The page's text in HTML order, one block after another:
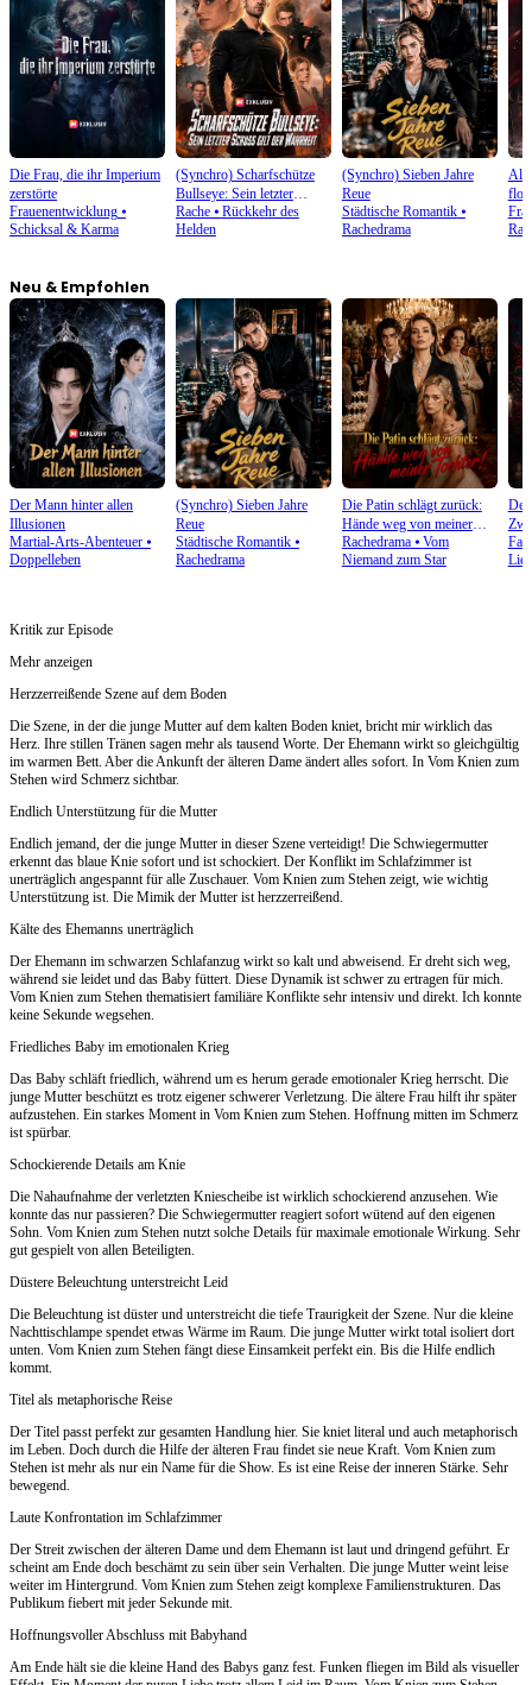
Die Frau, die ihr Imperium
zerstörte
Frauenentwicklung ⦁
Schicksal & Karma
(Synchro) Scharfschütze
Bullseye: Sein letzter
Schuss gilt der Wahrheit
Rache⦁ Rückkehr des
Helden
(Synchro) Sieben Jahre
Reue
Städtische Romantik⦁
Rachedrama
Als
flog
Neu & Empfohlen
Der Mann hinter allen
Illusionen
Martial-Arts-Abenteuer ⦁
Doppelleben
(Synchro) Sieben Jahre
Reue
Städtische Romantik⦁
Rachedrama
Die Patin schlägt zurück:
Hände weg von meiner
Tochter!
Rachedrama⦁ Vom
Niemand zum Star
Der
Kritik zur Episode
Mehr anzeigen
Herzzerreißende Szene auf dem Boden
Die Szene, in der die junge Mutter auf dem kalten Boden kniet, bricht mir wirklich das
Herz. Ihre stillen Tränen sagen mehr als tausend Worte. Der Ehemann wirkt so gleichgültig
im warmen Bett. Aber die Ankunft der älteren Dame ändert alles sofort. In Vom Knien zum
Stehen wird Schmerz sichtbar.
Endlich Unterstützung für die Mutter
Endlich jemand, der die junge Mutter in dieser Szene verteidigt! Die Schwiegermutter
erkennt das blaue Knie sofort und ist schockiert. Der Konflikt im Schlafzimmer ist
unerträglich angespannt für alle Zuschauer. Vom Knien zum Stehen zeigt, wie wichtig
Unterstützung ist. Die Mimik der Mutter ist herzzerreißend.
Kälte des Ehemanns unerträglich
Der Ehemann im schwarzen Schlafanzug wirkt so kalt und abweisend. Er dreht sich weg,
während sie leidet und das Baby füttert. Diese Dynamik ist schwer zu ertragen für mich.
Vom Knien zum Stehen thematisiert familiäre Konflikte sehr intensiv und direkt. Ich konnte
keine Sekunde wegsehen.
Friedliches Baby im emotionalen Krieg
Das Baby schläft friedlich, während um es herum gerade emotionaler Krieg herrscht. Die
junge Mutter beschützt es trotz eigener schwerer Verletzung. Die ältere Frau hilft ihr später
aufzustehen. Ein starkes Moment in Vom Knien zum Stehen. Hoffnung mitten im Schmerz
ist spürbar.
Schockierende Details am Knie
Die Nahaufnahme der verletzten Kniescheibe ist wirklich schockierend anzusehen. Wie
konnte das nur passieren? Die Schwiegermutter reagiert sofort wütend auf den eigenen
Sohn. Vom Knien zum Stehen nutzt solche Details für maximale emotionale Wirkung. Sehr
gut gespielt von allen Beteiligten.
Düstere Beleuchtung unterstreicht Leid
Die Beleuchtung ist düster und unterstreicht die tiefe Traurigkeit der Szene. Nur die kleine
Nachttischlampe spendet etwas Wärme im Raum. Die junge Mutter wirkt total isoliert dort
unten. Vom Knien zum Stehen fängt diese Einsamkeit perfekt ein. Bis die Hilfe endlich
kommt.
Titel als metaphorische Reise
Der Titel passt perfekt zur gesamten Handlung hier. Sie kniet literal und auch metaphorisch
im Leben. Doch durch die Hilfe der älteren Frau findet sie neue Kraft. Vom Knien zum
Stehen ist mehr als nur ein Name für die Show. Es ist eine Reise der inneren Stärke. Sehr
bewegend.
Laute Konfrontation im Schlafzimmer
Der Streit zwischen der älteren Dame und dem Ehemann ist laut und dringend geführt. Er
scheint am Ende doch beschämt zu sein über sein Verhalten. Die junge Mutter weint leise
weiter im Hintergrund. Vom Knien zum Stehen zeigt komplexe Familienstrukturen. Das
Publikum fiebert mit jeder Sekunde mit.
Hoffnungsvoller Abschluss mit Babyhand
Am Ende hält sie die kleine Hand des Babys ganz fest. Funken fliegen im Bild als visueller